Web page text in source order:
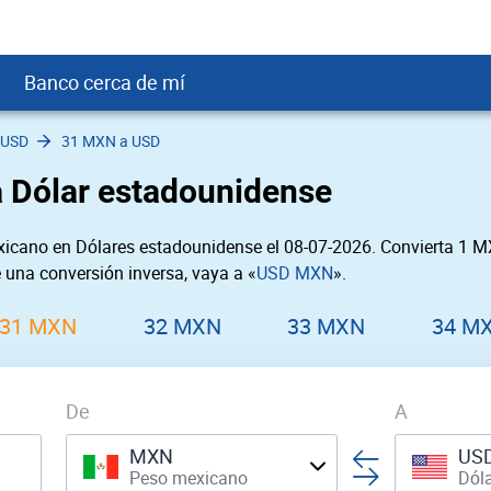
crediticio
Banco cerca de mí
de Mí
Cerca de Mí
de Mí
Cerca de Mí
31 MXN a USD
Dólar estadounidense
en Dólares estadounidense el 08-07-2026. Convierta 1
conversión inversa, vaya a «USD MXN».
31 MXN 32 MXN 33 MXN 34
De
MXN
Peso mexicano
A